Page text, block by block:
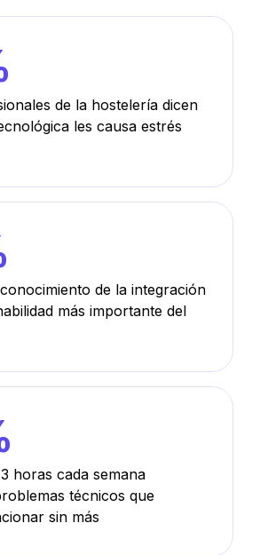
de la hostelería dicen
les causa estrés
de la integración
más importante del
horas cada semana
técnicos que
sin más